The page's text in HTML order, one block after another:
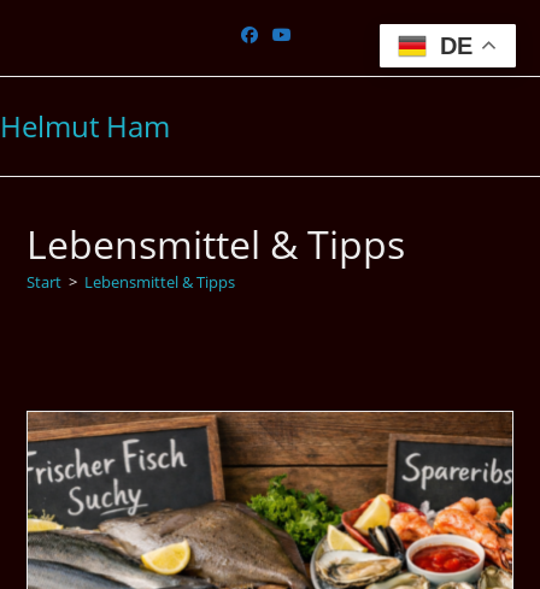
springen
Helmut Ham
Lebensmittel & Tipps
Start > Lebensmittel & Tipps
DE